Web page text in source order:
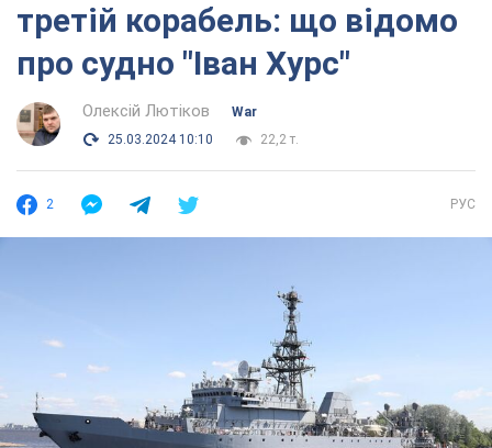
третій корабель: що відомо
про судно "Іван Хурс"
Олексій Лютіков
War
25.03.2024 10:10
22,2 т.
2 РУС